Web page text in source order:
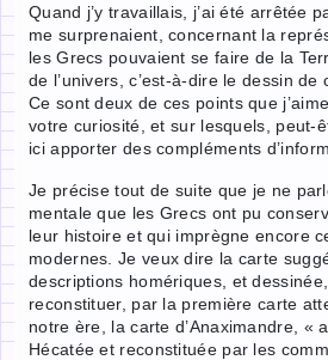
Quand j’y travaillais, j’ai été arrêtée
me surprenaient, concernant la
les Grecs pouvaient se faire de la
de l’univers, c’est-à-dire le dessin de
Ce sont deux de ces points que
votre curiosité, et sur lesquels, peut-
ici apporter des compléments
Je précise tout de suite que je ne
mentale que les Grecs ont pu
leur histoire et qui imprègne encore
modernes. Je veux dire la carte
descriptions homériques, et
reconstituer, par la première carte
notre ère, la carte d’Anaximandre, «
Hécatée et reconstituée par les